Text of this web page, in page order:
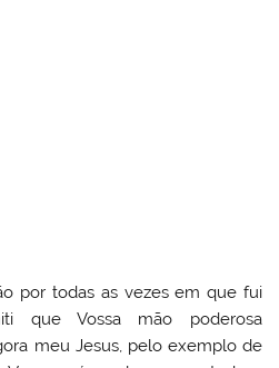
por todas as vezes em que fui
que Vossa mão poderosa
meu Jesus, pelo exemplo de